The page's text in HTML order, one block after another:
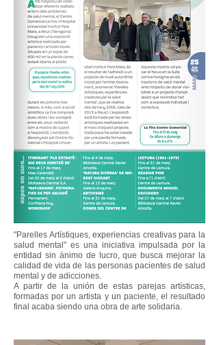
"Parelles Artístiques, experiencias creativas para la
salud mental" es una iniciativa impulsada por la
entidad sin ánimo de lucro, que busca mejorar la
calidad de vida de las personas pacientes de salud
mental y de adicciones.
A partir de la unión de estas parejas artísticas,
formadas por un artista y un paciente, el resultado
final acaba siendo una obra de arte solidaria.